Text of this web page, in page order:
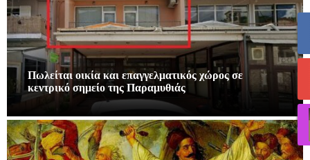
Πωλείται οικία και επαγγελματικός χώρος σε
κεντρικό σημείο της Παραμυθιάς